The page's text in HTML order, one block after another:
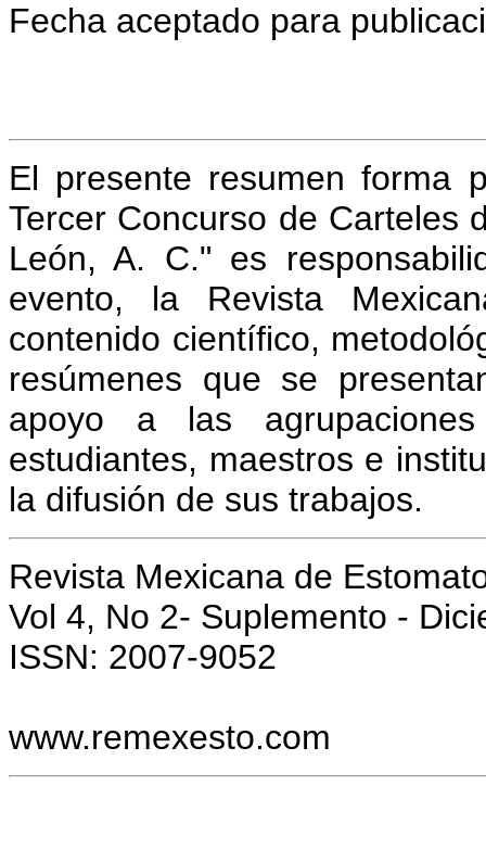
Fecha aceptado para
El presente resumen forma
Tercer Concurso de Carteles
León, A. C." es
evento, la Revista
contenido científico,
resúmenes que se
apoyo a las agrupaciones
estudiantes, maestros e
la difusión de sus trabajos.
Revista Mexicana de
Vol 4, No 2- Suplemento -
ISSN: 2007-9052
www.remexesto.com